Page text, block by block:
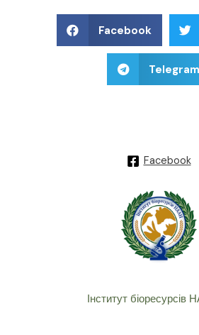
Facebook
Telegram
Facebook
Інститут біоресурсів